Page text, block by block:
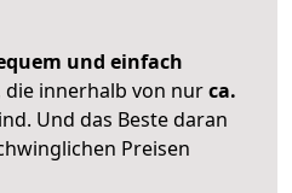
und einfach
die innerhalb von nurca.
Und das Beste daran
Preisen